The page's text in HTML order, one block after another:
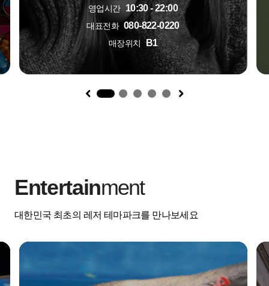
영업시간 10:30 - 22:00
대표전화 080-822-0220
매장위치 B1
1
Entertainment
대한민국 최초의 레저 테마파크를 만나보세요